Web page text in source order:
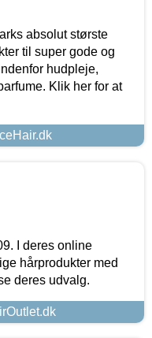
absolut største
til super gode og
hudpleje,
Klik her for at
I deres online
hårprodukter med
deres udvalg.